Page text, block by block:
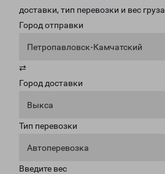
доставки, тип перевозки и вес груза.
Город отправки
Петропавловск-Камчатский
⇄
Город доставки
Выкса
Тип перевозки
Автоперевозка
Введите вес